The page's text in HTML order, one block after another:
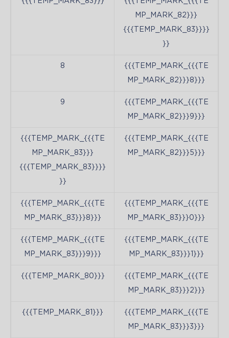
MP_MARK_82}}}
{{{TEMP_MARK_83}}}}
}}
8 {{{TEMP_MARK_{{{TE
MP_MARK_82}}}8}}}
9 {{{TEMP_MARK_{{{TE
MP_MARK_82}}}9}}}
{{{TEMP_MARK_{{{TE
MP_MARK_83}}}
{{{TEMP_MARK_83}}}}
}}
{{{TEMP_MARK_{{{TE
MP_MARK_82}}}5}}}
{{{TEMP_MARK_{{{TE
MP_MARK_83}}}8}}}
{{{TEMP_MARK_{{{TE
MP_MARK_83}}}0}}}
{{{TEMP_MARK_{{{TE
MP_MARK_83}}}9}}}
{{{TEMP_MARK_{{{TE
MP_MARK_83}}}1}}}
{{{TEMP_MARK_80}}} {{{TEMP_MARK_{{{TE
MP_MARK_83}}}2}}}
{{{TEMP_MARK_81}}} {{{TEMP_MARK_{{{TE
MP_MARK_83}}}3}}}